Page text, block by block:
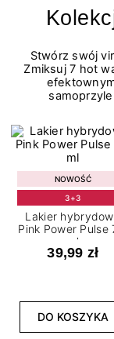
Stwórz swój
Zmiksuj 7 hot
NOWOŚĆ
3+3
Lakier
Pink Power Pulse
ml
39,99 zł
DO KOSZYKA